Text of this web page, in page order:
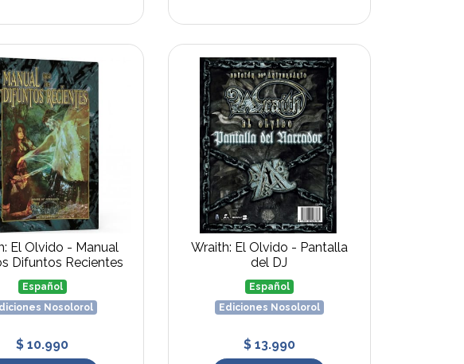
El Olvido - Manual
Difuntos Recientes
Español
Nosolorol
$ 10.990
Wraith: El Olvido - Pantalla
del DJ
Español
Ediciones Nosolorol
$ 13.990